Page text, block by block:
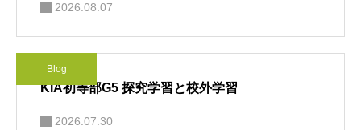
2026.08.07
Blog
KIA初等部G5 探究学習と校外学習
2026.07.30